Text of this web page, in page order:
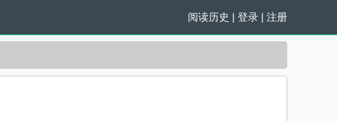
阅读历史 | 登录 | 注册